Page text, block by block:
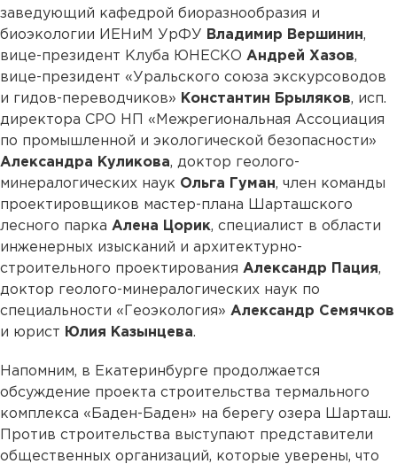
заведующий кафедрой биоразнообразия и
биоэкологии ИЕНиМ УрФУ Владимир Вершинин,
вице-президент Клуба ЮНЕСКО Андрей Хазов,
вице-президент «Уральского союза экскурсоводов
и гидов-переводчиков» Константин Брыляков, исп.
директора СРО НП «Межрегиональная Ассоциация
по промышленной и экологической безопасности»
Александра Куликова, доктор геолого-
минералогических наук Ольга Гуман, член команды
проектировщиков мастер-плана Шарташского
лесного парка Алена Цорик, специалист в области
инженерных изысканий и архитектурно-
строительного проектирования Александр Пация,
доктор геолого-минералогических наук по
специальности «Геоэкология» Александр Семячков
и юрист Юлия Казынцева.
Напомним, в Екатеринбурге продолжается
обсуждение проекта строительства термального
комплекса «Баден-Баден» на берегу озера Шарташ.
Против строительства выступают представители
общественных организаций, которые уверены, что